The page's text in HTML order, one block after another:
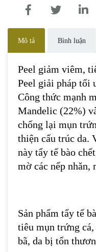
Mô tả Bình luận
Peel giảm viêm,
Peel giải pháp tối
Công thức mạnh
Mandelic (22%)
chống lại mụn
thiện cấu trúc da.
này tẩy tế bào
mờ các nếp nhăn,
Sản phẩm tẩy tế
tiêu mụn trứng
bã, da bị tổn